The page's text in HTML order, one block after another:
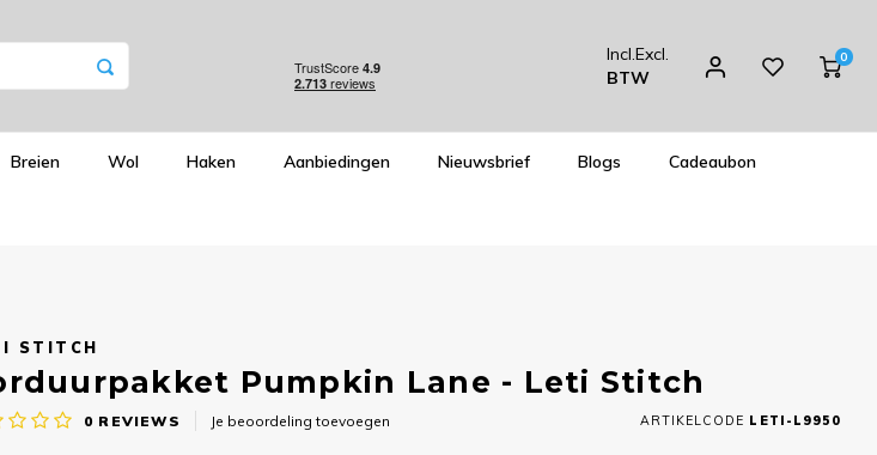
Incl.Excl.
BTW
0
Breien Wol Haken Aanbiedingen Nieuwsbrief Blogs Cadeaubon
STITCH
Pumpkin Lane - Leti Stitch
0 REVIEWS Je beoordeling toevoegen ARTIKELCODE LETI-L9950